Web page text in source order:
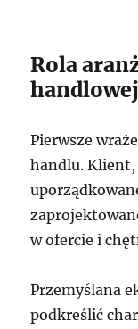
Rola
handlowej
Pierwsze
handlu.
w ofercie i
Przemyślana
podkreślić